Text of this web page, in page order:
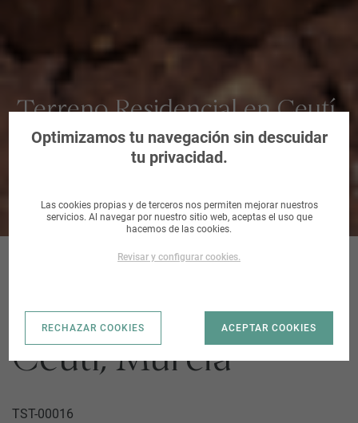
Terreno Residencial en Ceutí,
Murcia
CALLE GRECO |
Ceutí, Murcia
TST-00016
Optimizamos tu navegación sin descuidar
tu privacidad.
Las cookies propias y de terceros nos permiten mejorar nuestros
servicios. Al navegar por nuestro sitio web, aceptas el uso que
hacemos de las cookies.
Revisar y configurar cookies.
RECHAZAR COOKIES ACEPTAR COOKIES